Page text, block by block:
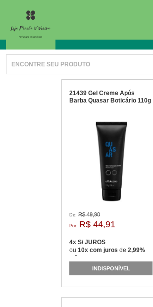
21439 Gel Creme Após
Barba Quasar Boticário 110g
De: R$ 49,90
Por: R$ 44,91
4x S/ JUROS
ou 10x com juros de 2,99%
mês
INDISPONÍVEL